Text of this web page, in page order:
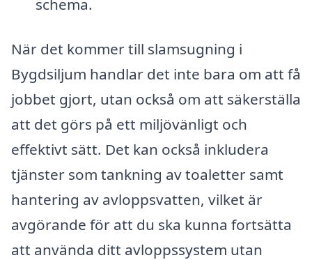
schema.
När det kommer till slamsugning i
Bygdsiljum handlar det inte bara om att få
jobbet gjort, utan också om att säkerställa
att det görs på ett miljövänligt och
effektivt sätt. Det kan också inkludera
tjänster som tankning av toaletter samt
hantering av avloppsvatten, vilket är
avgörande för att du ska kunna fortsätta
att använda ditt avloppssystem utan